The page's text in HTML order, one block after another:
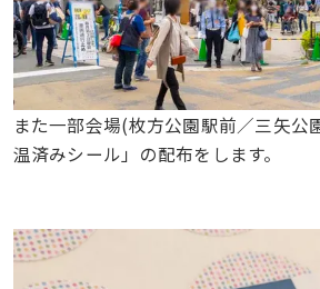
また一部会場(枚方公園駅前／三矢公
温済みシール」の配布をします。